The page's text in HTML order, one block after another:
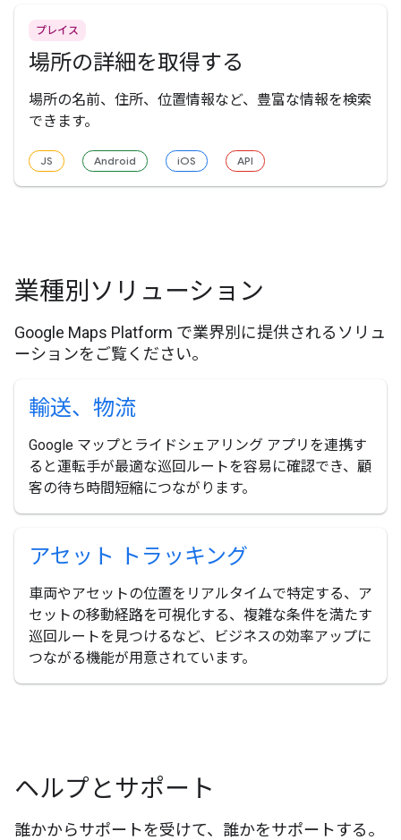
プレイス
場所の詳細を取得する
場所の名前、住所、位置情報など、豊富な情報を検索
できます。
JS Android iOS API
業種別ソリューション
Google Maps Platform で業界別に提供されるソリュ
ーションをご覧ください。
輸送、物流
Google マップとライドシェアリング アプリを連携す
ると運転手が最適な巡回ルートを容易に確認でき、顧
客の待ち時間短縮につながります。
アセット トラッキング
車両やアセットの位置をリアルタイムで特定する、ア
セットの移動経路を可視化する、複雑な条件を満たす
巡回ルートを見つけるなど、ビジネスの効率アップに
つながる機能が用意されています。
ヘルプとサポート
誰かからサポートを受けて、誰かをサポートする。